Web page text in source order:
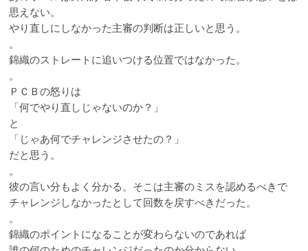
思えない。
やり直しにしなかった主審の判断は正しいと思う。
。
錦織のストレートに追いつける位置ではなかった。
。
ＰＣＢの怒りは
「何でやり直しじゃないのか？」
と
「じゃあ何でチャレンジさせたの？」
だと思う。
。
彼の言い分もよく分かる。そこは主審のミスを認めるべきで
チャレンジしなかったとして回数を戻すべきだった。
。
錦織のポイントになることが変わらないのであれば